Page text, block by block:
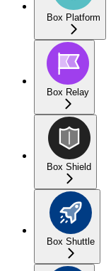
Box Platform
Box Relay
Box Shield
Box Shuttle